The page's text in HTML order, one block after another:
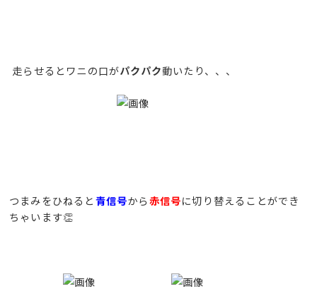
走らせるとワニの口がパクパク動いたり、、、
つまみをひねると青信号から赤信号に切り替えることができ
ちゃいます👏